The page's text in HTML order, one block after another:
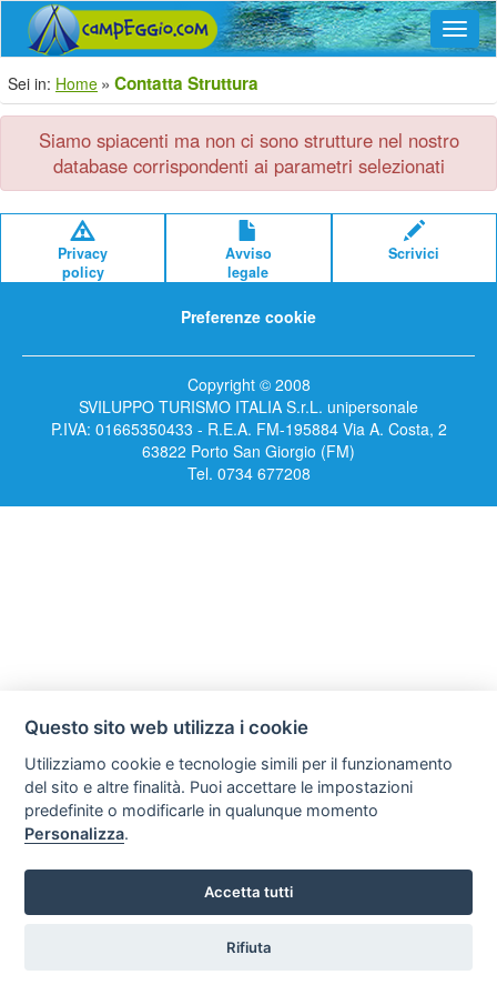
Sei in: Home Contatta Struttura
Siamo spiacenti ma non ci sono strutture nel nostro
database corrispondenti ai parametri selezionati
Privacy
policy
Avviso
legale
Scrivici
Preferenze cookie
Copyright © 2008
SVILUPPO TURISMO ITALIA S.r.L. unipersonale
P.IVA: 01665350433 - R.E.A. FM-195884 Via A. Costa, 2
63822 Porto San Giorgio (FM)
Tel. 0734 677208
Questo sito web utilizza i cookie
Utilizziamo cookie e tecnologie simili per il funzionamento
del sito e altre finalità. Puoi accettare le impostazioni
predefinite o modificarle in qualunque momento
Personalizza.
Accetta tutti
Rifiuta